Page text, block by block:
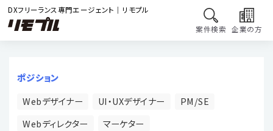
DXフリーランス専門エージェント｜リモプル
案件検索 企業の方
ポジション
Webデザイナー
UI・UXデザイナー
PM/SE
Webディレクター
マーケター